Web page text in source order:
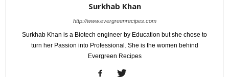
Surkhab Khan
http://www.evergreenrecipes.com
Surkhab Khan is a Biotech engineer by Education but she chose to
turn her Passion into Professional. She is the women behind
Evergreen Recipes